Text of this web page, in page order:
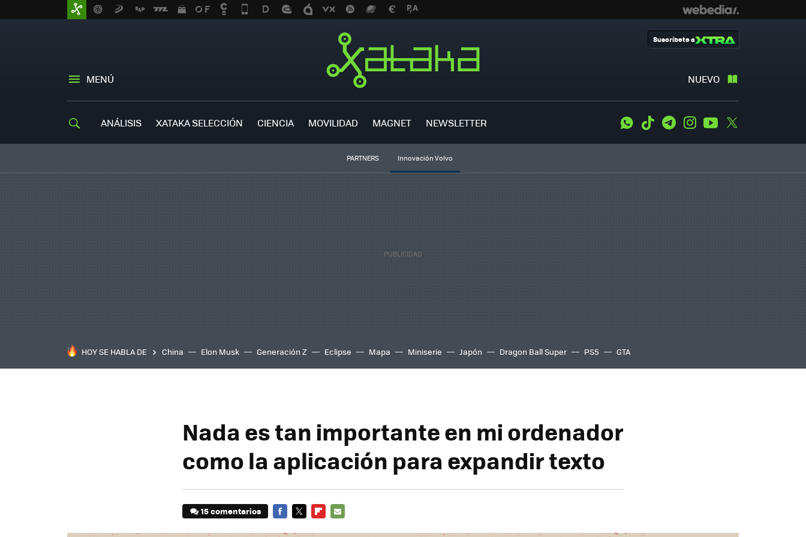
MENÚ NUEVO
Suscríbete a
ANÁLISIS XATAKA SELECCIÓN CIENCIA MOVILIDAD MAGNET NEWSLETTER WhatsApp
Tiktok TelegramInstagramYoutube
PARTNERS Innovación Volvo
HOY SE HABLA DE China Elon Musk Generación Z Eclipse Mapa Miniserie Japón Dragon Ball Super PS5 GTA
Nada es tan importante en mi ordenador
como la aplicación para expandir texto
15 comentarios